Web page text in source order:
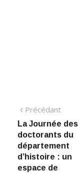
Navigation
de
l’article
Précédant
La Journée des
doctorants du
département
d’histoire : un
espace de